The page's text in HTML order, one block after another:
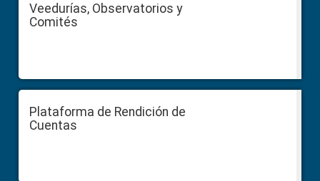
Veedurías, Observatorios y
Comités
Plataforma de Rendición de
Cuentas